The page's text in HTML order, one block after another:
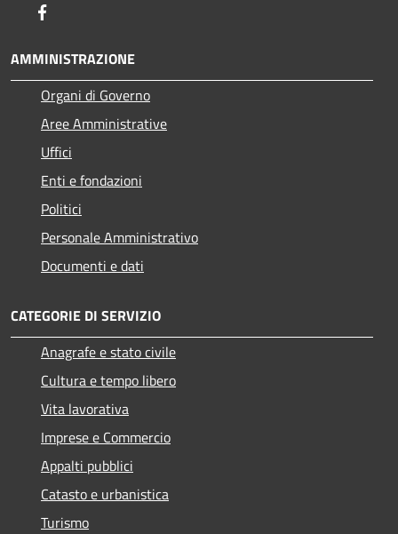
AMMINISTRAZIONE
Organi di Governo
Aree Amministrative
Uffici
Enti e fondazioni
Politici
Personale Amministrativo
Documenti e dati
CATEGORIE DI SERVIZIO
Anagrafe e stato civile
Cultura e tempo libero
Vita lavorativa
Imprese e Commercio
Appalti pubblici
Catasto e urbanistica
Turismo